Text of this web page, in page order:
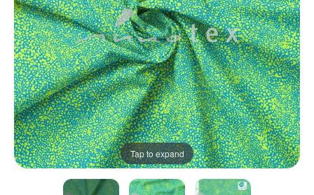
Tap to expand